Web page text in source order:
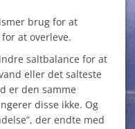
brug for at
at overleve.
saltbalance for at
eller det salteste
er den samme
disse ikke. Og
der endte med